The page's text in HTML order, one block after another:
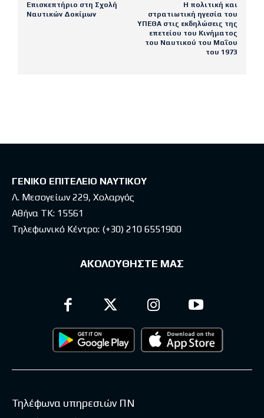
Επισκεπτήριο στη Σχολή
Ναυτικών Δοκίμων
Η πολιτική και
στρατιωτική ηγεσία του
ΥΠΕΘΑ στις εκδηλώσεις της
επετείου του Κινήματος
του Ναυτικού του Μαΐου
του 1973
ΓΕΝΙΚΟ ΕΠΙΤΕΛΕΙΟ ΝΑΥΤΙΚΟΥ
Λ. Μεσογείων 229, Χολαργός
Αθήνα ΤΚ: 15561
Τηλεφωνικό Κέντρο: (+30) 210 6551900
ΑΚΟΛΟΥΘΗΣΤΕ ΜΑΣ
Τηλέφωνα υπηρεσιών ΠΝ